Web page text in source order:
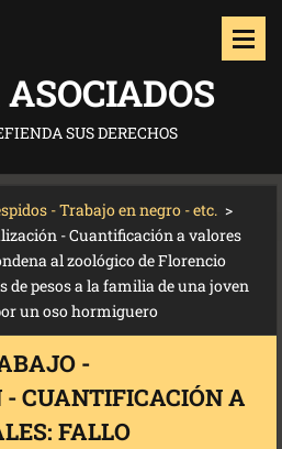
SUS DERECHOS
- Trabajo en negro - etc. >
- Cuantificación a valores
al zoológico de Florencio
de pesos a la familia de una joven
un oso hormiguero
-
CUANTIFICACIÓN A
FALLO